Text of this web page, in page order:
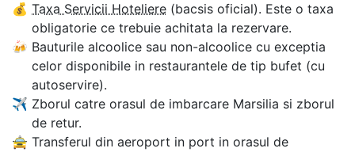
💰 Taxa Servicii Hoteliere (bacsis oficial). Este o taxa
obligatorie ce trebuie achitata la rezervare.
🍻 Bauturile alcoolice sau non-alcoolice cu exceptia
celor disponibile in restaurantele de tip bufet (cu
autoservire).
✈ Zborul catre orasul de imbarcare Marsilia si zborul
de retur.
🚖 Transferul din aeroport in port in orasul de